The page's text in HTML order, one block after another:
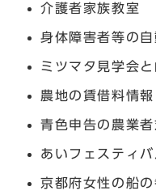
介護者家族教室
身体障害者等の
ミツマタ見学会
農地の賃借料情報
青色申告の農業
あいフェスティ
京都府女性の船